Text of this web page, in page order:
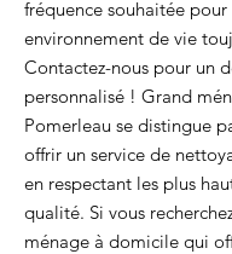
fréquence souhaitée
environnement de vie
Contactez-nous pour un
personnalisé ! Grand
Pomerleau se distingue
offrir un service de
en respectant les plus
qualité. Si vous
ménage à domicile qui